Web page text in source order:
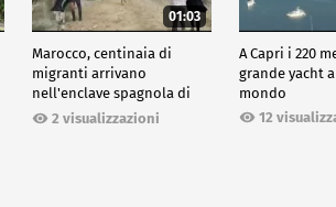
01:03
Marocco, centinaia di
migranti arrivano
nell'enclave spagnola di
Ceuta2 visualizzazioni
A Capri i 220
grande yacht
mondo
12